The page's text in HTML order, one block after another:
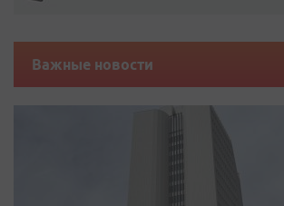
Важные новости